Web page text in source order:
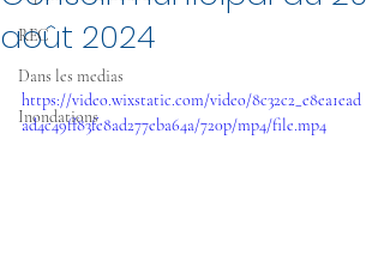
REC
Dans les medias
Inondations
août 2024
https://video.wixstatic.com/video/8c32c2_e8ea1ead
ad4c49ff83fe8ad277eba64a/720p/mp4/file.mp4